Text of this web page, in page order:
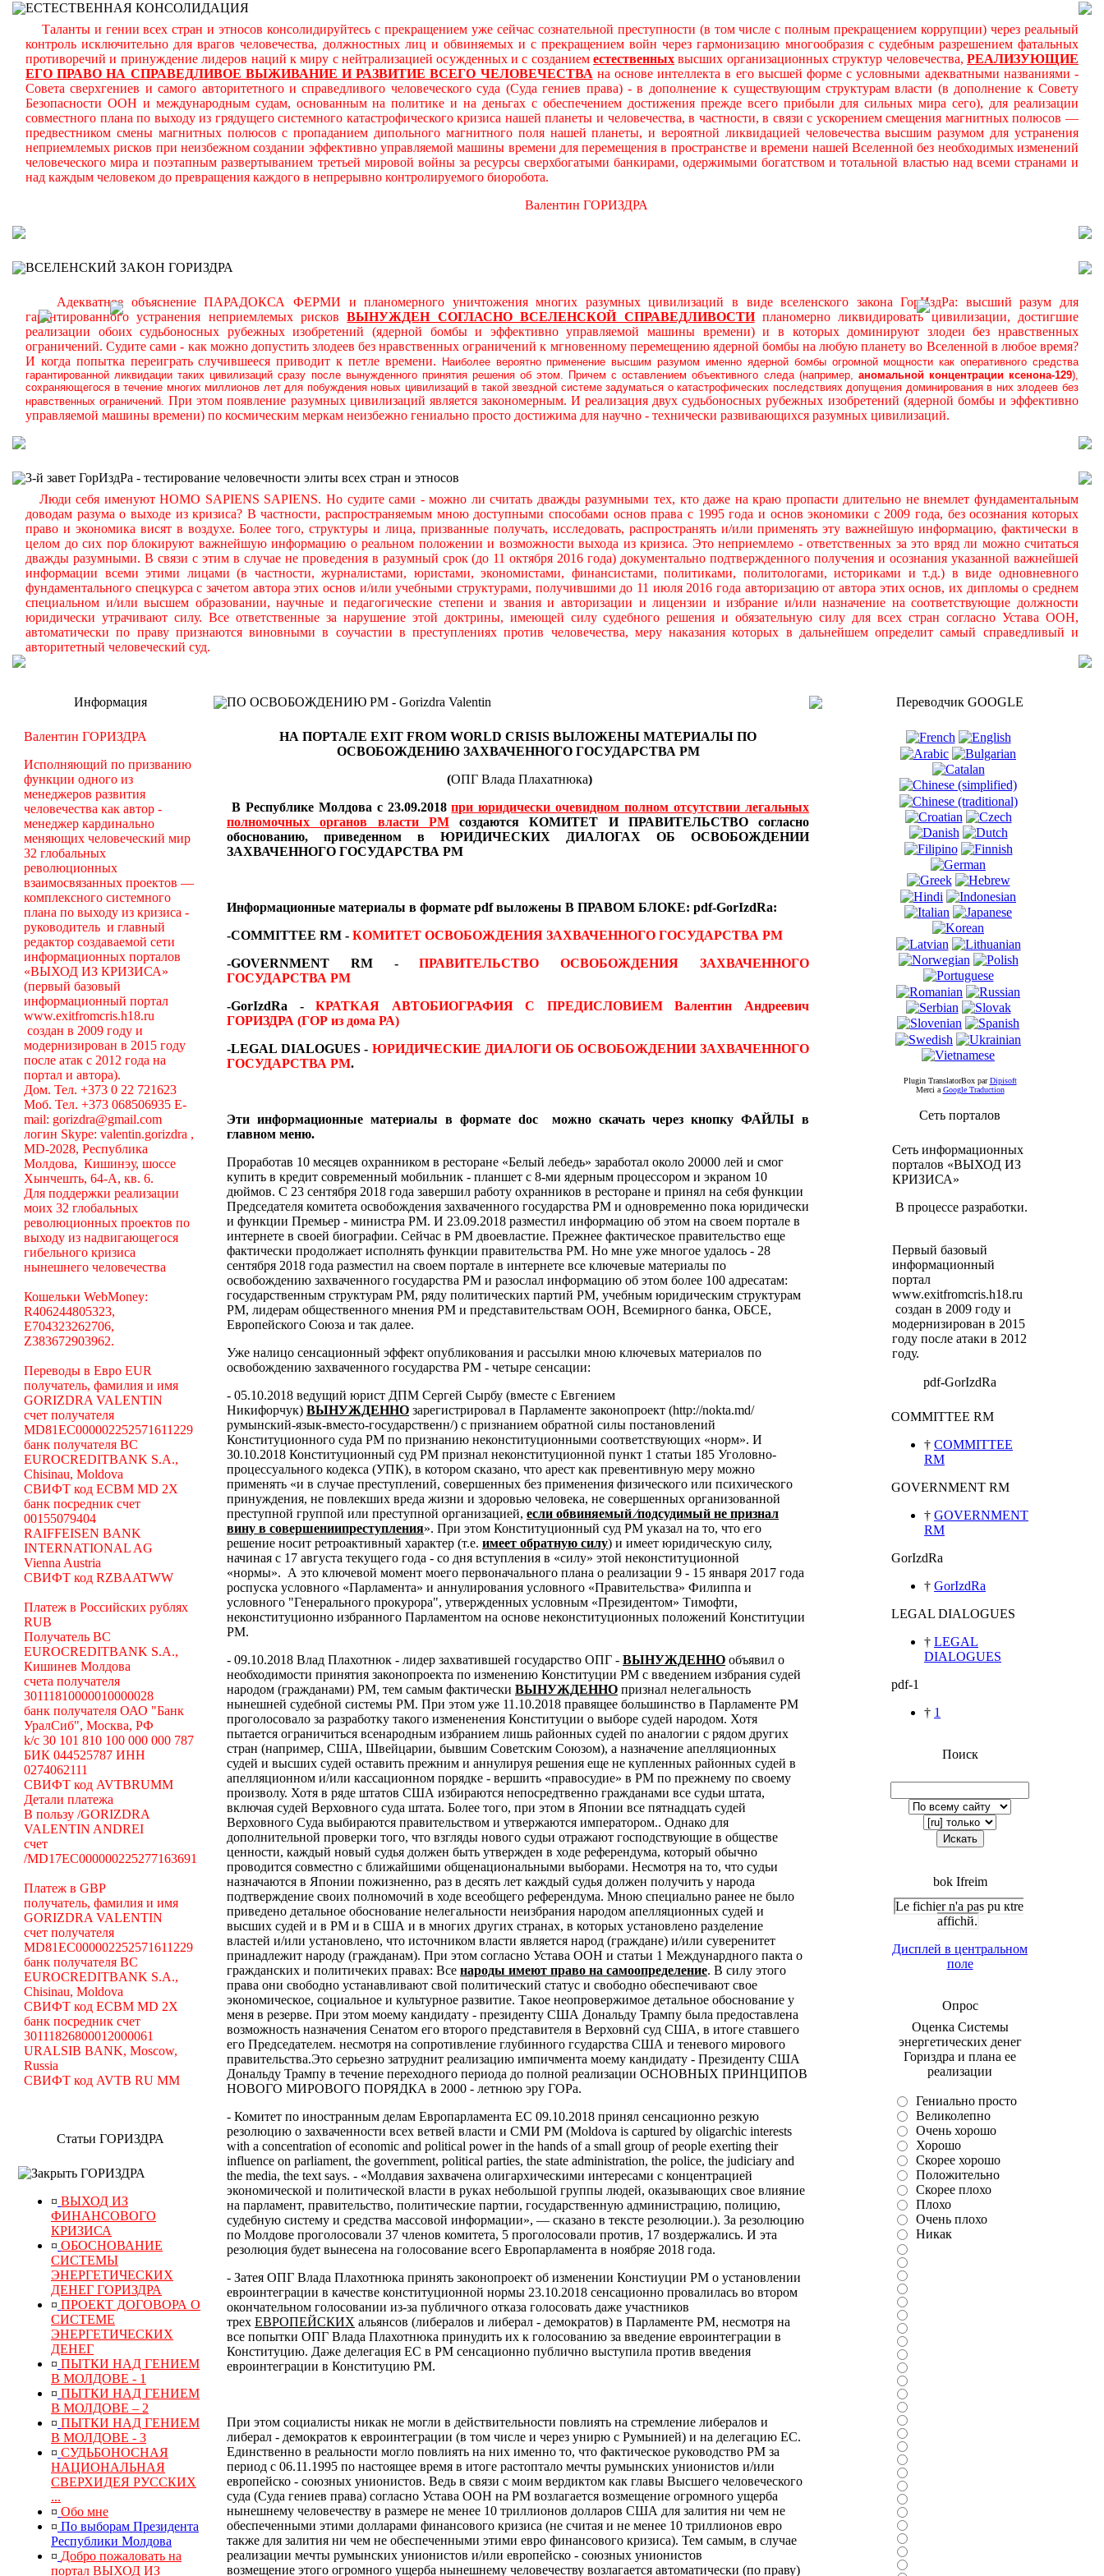
ЕСТЕСТВЕННАЯ КОНСОЛИДАЦИЯ
Таланты и гении всех стран и этносов консолидируйтесь с прекращением уже сейчас сознательной преступности (в том числе с полным прекращением коррупции) через реальный
контроль исключительно для врагов человечества, должностных лиц и обвиняемых и с прекращением войн через гармонизацию многообразия с судебным разрешением фатальных
противоречий и принуждение лидеров наций к миру с нейтрализацией осужденных и с созданиеместественных высших организационных структур человечества,РЕАЛИЗУЮЩИЕ
ЕГО ПРАВО НА СПРАВЕДЛИВОЕ ВЫЖИВАНИЕ И РАЗВИТИЕ ВСЕГО ЧЕЛОВЕЧЕСТВА на основе интеллекта в его высшей форме с условными адекватными названиями -
Совета сверхгениев и самого авторитетного и справедливого человеческого суда (Суда гениев права) - в дополнение к существующим структурам власти (в дополнение к Совету
Безопасности ООН и международным судам, основанным на политике и на деньгах с обеспечением достижения прежде всего прибыли для сильных мира сего), для реализации
совместного плана по выходу из грядущего системного катастрофического кризиса нашей планеты и человечества, в частности, в связи с ускорением смещения магнитных полюсов —
предвестником смены магнитных полюсов с пропаданием дипольного магнитного поля нашей планеты, и вероятной ликвидацией человечества высшим разумом для устранения
неприемлемых рисков при неизбежном создании эффективно управляемой машины времени для перемещения в пространстве и времени нашей Вселенной без необходимых изменений
человеческого мира и поэтапным развертыванием третьей мировой войны за ресурсы сверхбогатыми банкирами, одержимыми богатством и тотальной властью над всеми странами и
над каждым человеком до превращения каждого в непрерывно контролируемого биоробота.
Валентин ГОРИЗДРА
ВСЕЛЕНСКИЙ ЗАКОН ГОРИЗДРА
Адекватное объяснение ПАРАДОКСА ФЕРМИ и планомерного уничтожения многих разумных цивилизаций в виде вселенского закона ГорИздРа: высший разум для
гарантированного устранения неприемлемых рисковВЫНУЖДЕН СОГЛАСНО ВСЕЛЕНСКОЙ СПРАВЕДЛИВОСТИпланомерно ликвидировать цивилизации, достигшие
реализации обоих судьбоносных рубежных изобретений (ядерной бомбы и эффективно управляемой машины времени) и в которых доминируют злодеи без нравственных
ограничений. Судите сами - как можно допустить злодеев без нравственных ограничений к мгновенному перемещению ядерной бомбы на любую планету во Вселенной в любое время?
И когда попытка переиграть случившееся приводит к петле времени.
Наиболее вероятно применение высшим разумом именно ядерной бомбы огромной мощности как оперативного средства
гарантированной ликвидации таких цивилизаций сразу после вынужденного принятия решения об этом. Причем с оставлением объективного следа (например, аномальной концентрации ксенона-129),
сохраняющегося в течение многих миллионов лет для побуждения новых цивилизаций в такой звездной системе задуматься о катастрофических последствиях допущения доминирования в них злодеев без
нравственных ограничений. При этом появление разумных цивилизаций является закономерным. И реализация двух судьбоносных рубежных изобретений (ядерной бомбы и эффективно
управляемой машины времени) по космическим меркам неизбежно гениально просто достижима для научно - технически развивающихся разумных цивилизаций.
3-й завет ГорИздРа - тестирование человечности элиты всех стран и этносов
Люди себя именуют HOMO SAPIENS SAPIENS. Но судите сами - можно ли считать дважды разумными тех, кто даже на краю пропасти длительно не внемлет фундаментальным
доводам разума о выходе из кризиса? В частности, распространяемым мною доступными способами основ права с 1995 года и основ экономики с 2009 года, без осознания которых
право и экономика висят в воздухе. Более того, структуры и лица, призванные получать, исследовать, распространять и/или применять эту важнейшую информацию, фактически в
целом до сих пор блокируют важнейшую информацию о реальном положении и возможности выхода из кризиса. Это неприемлемо - ответственных за это вряд ли можно считаться
дважды разумными. В связи с этим в случае не проведения в разумный срок (до 11 октября 2016 года) документально подтвержденного получения и осознания указанной важнейшей
информации всеми этими лицами (в частности, журналистами, юристами, экономистами, финансистами, политиками, политологами, историками и т.д.) в виде одновневного
фундаментального спецкурса с зачетом автора этих основ и/или учебными структурами, получившими до 11 июля 2016 года авторизацию от автора этих основ, их дипломы о среднем
специальном и/или высшем образовании, научные и педагогические степени и звания и авторизации и лицензии и избрание и/или назначение на соответствующие должности
юридически утрачивают силу. Все ответственные за нарушение этой доктрины, имеющей силу судебного решения и обязательную силу для всех стран согласно Устава ООН,
автоматически по праву признаются виновными в соучастии в преступлениях против человечества, меру наказания которых в дальнейшем определит самый справедливый и
авторитетный человеческий суд.
Информация
Валентин ГОРИЗДРА
Исполняющий по призванию
функции одного из
менеджеров развития
человечества как автор -
менеджер кардинально
меняющих человеческий мир
32 глобальных
революционных
взаимосвязанных проектов —
комплексного системного
плана по выходу из кризиса -
руководитель и главный
редактор создаваемой сети
информационных порталов
«ВЫХОД ИЗ КРИЗИСА»
(первый базовый
информационный портал
www.exitfromcris.h18.ru
создан в 2009 году и
модернизирован в 2015 году
после атак с 2012 года на
портал и автора).
Дом. Тел. +373 0 22 721623
Моб. Тел. +373 068506935 E-
mail: gorizdra@gmail.com
логин Skype: valentin.gorizdra ,
MD-2028, Республика
Молдова, Кишинэу, шоссе
Хынчешть, 64-А, кв. 6.
Для поддержки реализации
моих 32 глобальных
революционных проектов по
выходу из надвигающегося
гибельного кризиса
нынешнего человечества
Кошельки WebMoney:
R406244805323,
E704323262706,
Z383672903962.
Переводы в Евро EUR
получатель, фамилия и имя
GORIZDRA VALENTIN
счет получателя
MD81EC000002252571611229
банк получателя BC
EUROCREDITBANK S.A.,
Chisinau, Moldova
СВИФТ код ECBM MD 2X
банк посредник счет
00155079404
RAIFFEISEN BANK
INTERNATIONAL AG
Vienna Austria
СВИФТ код RZBAATWW
Платеж в Российских рублях
RUB
Получатель BC
EUROCREDITBANK S.A.,
Кишинев Молдова
счета получателя
30111810000010000028
банк получателя ОАО "Банк
УралСиб", Москва, РФ
k/c 30 101 810 100 000 000 787
БИК 044525787 ИНН
0274062111
СВИФТ код AVTBRUMM
Детали платежа
В пользу /GORIZDRA
VALENTIN ANDREI
счет
/MD17EC000000225277163691
Платеж в GBP
получатель, фамилия и имя
GORIZDRA VALENTIN
счет получателя
MD81EC000002252571611229
банк получателя BC
EUROCREDITBANK S.A.,
Chisinau, Moldova
СВИФТ код ECBM MD 2X
банк посредник счет
30111826800012000061
URALSIB BANK, Moscow,
Russia
СВИФТ код AVTB RU MM
Статьи ГОРИЗДРА
ГОРИЗДРА
¤ ВЫХОД ИЗ
ФИНАНСОВОГО
КРИЗИСА
¤ ОБОСНОВАНИЕ
СИСТЕМЫ
ЭНЕРГЕТИЧЕСКИХ
ДЕНЕГ ГОРИЗДРА
¤ ПРОЕКТ ДОГОВОРА О
СИСТЕМЕ
ЭНЕРГЕТИЧЕСКИХ
ДЕНЕГ
¤ ПЫТКИ НАД ГЕНИЕМ
В МОЛДОВЕ - 1
¤ ПЫТКИ НАД ГЕНИЕМ
В МОЛДОВЕ – 2
¤ ПЫТКИ НАД ГЕНИЕМ
В МОЛДОВЕ - 3
¤ СУДЬБОНОСНАЯ
НАЦИОНАЛЬНАЯ
СВЕРХИДЕЯ РУССКИХ
...
¤ Обо мне
¤ По выборам Президента
Республики Молдова
¤ Добро пожаловать на
портал ВЫХОД ИЗ
ПО ОСВОБОЖДЕНИЮ РМ - Gorizdra Valentin
НА ПОРТАЛЕ EXIT FROM WORLD CRISIS ВЫЛОЖЕНЫ МАТЕРИАЛЫ ПО
ОСВОБОЖДЕНИЮ ЗАХВАЧЕННОГО ГОСУДАРСТВА РМ
(ОПГ Влада Плахатнюка)
В Республике Молдова с 23.09.2018при юридически очевидном полном отсутствии легальных
полномочных органов власти РМ
создаютсяКОМИТЕТ И ПРАВИТЕЛЬСТВО согласно
обоснованию, приведенном в ЮРИДИЧЕСКИХ ДИАЛОГАХ ОБ ОСВОБОЖДЕНИИ
ЗАХВАЧЕННОГО ГОСУДАРСТВА РМ
Информационные материалы в формате pdfвыложены В ПРАВОМ БЛОКЕ: pdf-GorIzdRa:
-COMMITTEE RM - КОМИТЕТ ОСВОБОЖДЕНИЯ ЗАХВАЧЕННОГО ГОСУДАРСТВА РМ
-GOVERNMENT RM -ПРАВИТЕЛЬСТВО ОСВОБОЖДЕНИЯ ЗАХВАЧЕННОГО
ГОСУДАРСТВА РМ
-GorIzdRa -КРАТКАЯ АВТОБИОГРАФИЯ С ПРЕДИСЛОВИЕМВалентин Андреевич
ГОРИЗДРА (ГОР из дома РА)
-LEGAL DIALOGUES - ЮРИДИЧЕСКИЕ ДИАЛОГИ ОБ ОСВОБОЖДЕНИИ ЗАХВАЧЕННОГО
ГОСУДАРСТВА РМ.
Эти информационные материалы в формате doc можно скачать через кнопку ФАЙЛЫ в
главном меню.
Проработав 10 месяцев охранником в ресторане «Белый лебедь» заработал около 20000 лей и смог
купить в кредит современный мобильник - планшет с 8-ми ядерным процессором и экраном 10
дюймов. С 23 сентября 2018 года завершил работу охранников в ресторане и принял на себя функции
Председателя комитета освобождения захваченного государства РМ и одновременно пока юридически
и функции Премьер - министра РМ. И 23.09.2018 разместил информацию об этом на своем портале в
интернете в своей биографии. Сейчас в РМ двоевластие. Прежнее фактическое правительство еще
фактически продолжает исполнять функции правительства РМ. Но мне уже многое удалось - 28
сентября 2018 года разместил на своем портале в интернете все ключевые материалы по
освобождению захваченного государства РМ и разослал информацию об этом более 100 адресатам:
государственным структурам РМ, ряду политических партий РМ, учебным юридическим структурам
РМ, лидерам общественного мнения РМ и представительствам ООН, Всемирного банка, ОБСЕ,
Европейского Союза и так далее.
Уже налицо сенсационный эффект опубликования и рассылки мною ключевых материалов по
освобождению захваченного государства РМ - четыре сенсации:
- 05.10.2018 ведущий юрист ДПМ Сергей Сырбу (вместе с Евгением
Никифорчук) ВЫНУЖДЕННО зарегистрировал в Парламенте законопроект (http://nokta.md/
румынский-язык-вместо-государственн/) с признанием обратной силы постановлений
Конституционного суда РМ по признанию неконституционными соответствующих «норм». И
30.10.2018 Конституционный суд РМ признал неконституционной пункт 1 статьи 185 Уголовно-
процессуального кодекса (УПК), в котором сказано, что арест как превентивную меру можно
применять «и в случае преступлений, совершенных без применения физического или психического
принуждения, не повлекших вреда жизни и здоровью человека, не совершенных организованной
преступной группой или преступной организацией, если обвиняемый ⁄подсудимый не признал
вину в совершениипреступления». При этом Конституционный суд РМ указал на то, что его
решение носит ретроактивный характер (т.е. имеет обратную силу) и имеет юридическую силу,
начиная с 17 августа текущего года - со дня вступления в «силу» этой неконституционной
«нормы». А это ключевой момент моего первоначального плана о реализации 9 - 15 января 2017 года
роспуска условного «Парламента» и аннулирования условного «Правительства» Филиппа и
условного "Генерального прокурора", утвержденных условным «Президентом» Тимофти,
неконституционно избранного Парламентом на основе неконституционных положений Конституции
РМ.
- 09.10.2018 Влад Плахотнюк - лидер захватившей государство ОПГ - ВЫНУЖДЕННО объявил о
необходимости принятия законопроекта по изменению Конституции РМ с введением избрания судей
народом (гражданами) РМ, тем самым фактически ВЫНУЖДЕННО признал нелегальность
нынешней судебной системы РМ. При этом уже 11.10.2018 правящее большинство в Парламенте РМ
проголосовало за разработку такого измененения Конституции о выборе судей народом. Хотя
пытается ограничиться всенародным избранием лишь районных судей по аналогии с рядом других
стран (например, США, Швейцарии, бывшим Советским Союзом), а назначение апелляционных
судей и высших судей оставить прежним и аннулируя решения еще не купленных районных судей в
апелляционном и/или кассационном порядке - вершить «правосудие» в РМ по прежнему по своему
произволу. Хотя в ряде штатов США избираются непосредтвенно гражданами все судьи штата,
включая судей Верховного суда штата. Более того, при этом в Японии все пятнадцать судей
Верховного Суда выбираются правительством и утвержаются императором.. Однако для
дополнительной проверки того, что взгляды нового судьи отражают господствующие в обществе
ценности, каждый новый судья должен быть утвержден в ходе референдума, который обычно
проводится совместно с ближайшими общенациональными выборами. Несмотря на то, что судьи
назначаются в Японии пожизненно, раз в десять лет каждый судья должен получить у народа
подтверждение своих полномочий в ходе всеобщего референдума. Мною специально ранее не было
приведено детальное обоснование нелегальности неизбрания народом апелляционных судей и
высших судей и в РМ и в США и в многих других странах, в которых установлено разделение
властей и/или установлено, что источником власти является народ (граждане) и/или суверенитет
принадлежит народу (гражданам). При этом согласно Устава ООН и статьи 1 Междунардного пакта о
гражданских и политичеких правах: Все народы имеют право на самоопределение. В силу этого
права они свободно устанавливают свой политический статус и свободно обеспечивают свое
экономическое, социальное и культурное развитие. Такое неопровержимое детальное обоснование у
меня в резерве. При этом моему кандидату - президенту США Дональду Трампу была предоставлена
возможность назначения Сенатом его второго представителя в Верховнй суд США, в итоге ставшего
его Председателем. несмотря на сопротивление глубинного гсударства США и теневого мирового
правительства.Это серьезно затруднит реализацию импичмента моему кандидату - Президенту США
Дональду Трампу в течение переходного периода до полной реализации ОСНОВНЫХ ПРИНЦИПОВ
НОВОГО МИРОВОГО ПОРЯДКА в 2000 - летнюю эру ГОРа.
- Комитет по иностранным делам Европарламента ЕС 09.10.2018 принял сенсационно резкую
резолюцию о захваченности всех ветвей власти и СМИ РМ (Moldova is captured by oligarchic interests
with a concentration of economic and political power in the hands of a small group of people exerting their
influence on parliament, the government, political parties, the state administration, the police, the judiciary and
the media, the text says. - «Молдавия захвачена олигархическими интересами с концентрацией
экономической и политической власти в руках небольшой группы людей, оказывающих свое влияние
на парламент, правительство, политические партии, государственную администрацию, полицию,
судебную систему и средства массовой информации», — сказано в тексте резолюции.). За резолюцию
по Молдове проголосовали 37 членов комитета, 5 проголосовали против, 17 воздержались. И эта
резолюция будет вынесена на голосование всего Европарламента в ноябряе 2018 года.
- Затея ОПГ Влада Плахотнюка принять законопроект об изменении Констиуции РМ о установлении
евроинтеграции в качестве конституционной нормы 23.10.2018 сенсационно провалилась во втором
окончательном голосовании из-за публичного отказа голосовать даже участников
трех ЕВРОПЕЙСКИХ альянсов (либералов и либерал - демократов) в Парламенте РМ, несмотря на
все попытки ОПГ Влада Плахотнюка принудить их к голосованию за введение евроинтеграции в
Конституцию. Даже делегация ЕС в РМ сенсационно публично выступила против введения
евроинтеграции в Конституцию РМ.
При этом социалисты никак не могли в действительности повлиять на стремление либералов и
либерал - демократов к евроинтеграции (в том числе и через унирю с Румынией) и на делегацию ЕС.
Единственно в реальности могло повлиять на них именно то, что фактическое руководство РМ за
период с 06.11.1995 по настоящее время в итоге растоптало мечты румынских унионистов и/или
европейско - союзных унионистов. Ведь в связи с моим вердиктом как главы Высшего человеческого
суда (Суда гениев права) согласно Устава ООН на РМ возлагается возмещение огромного ущерба
нынешнему человечеству в размере не менее 10 триллионов долларов США для залития ни чем не
обеспеченными этими долларами финансового кризиса (не считая и не менее 10 триллионов евро
также для залития ни чем не обеспеченными этими евро финансового кризиса). Тем самым, в случае
реализации мечты румынских унионистов и/или европейско - союзных унионистов
возмещение этого огромного ущерба нынешнему человечеству возлагается автоматически (по праву)
Переводчик GOOGLE
Plugin TranslatorBox parDipisoft
Merci а Google Traduction
Сеть порталов
Сеть информационных
порталов «ВЫХОД ИЗ
КРИЗИСА»
В процессе разработки.
Первый базовый
информационный
портал
www.exitfromcris.h18.ru
создан в 2009 году и
модернизирован в 2015
году после атаки в 2012
году.
pdf-GorIzdRa
COMMITTEE RM
† COMMITTEE
RM
GOVERNMENT RM
† GOVERNMENT
RM
GorIzdRa
† GorIzdRa
LEGAL DIALOGUES
† LEGAL
DIALOGUES
pdf-1
† 1
Поиск
Искать
bok Ifreim
Le fichier n'a pas pu кtre
affichй.
Дисплей в центральном
поле
Опрос
Оценка Системы
энергетических денег
Гориздра и плана ее
реализации
Гениально просто
Великолепно
Очень хорошо
Хорошо
Скорее хорошо
Положительно
Скорее плохо
Плохо
Очень плохо
Никак